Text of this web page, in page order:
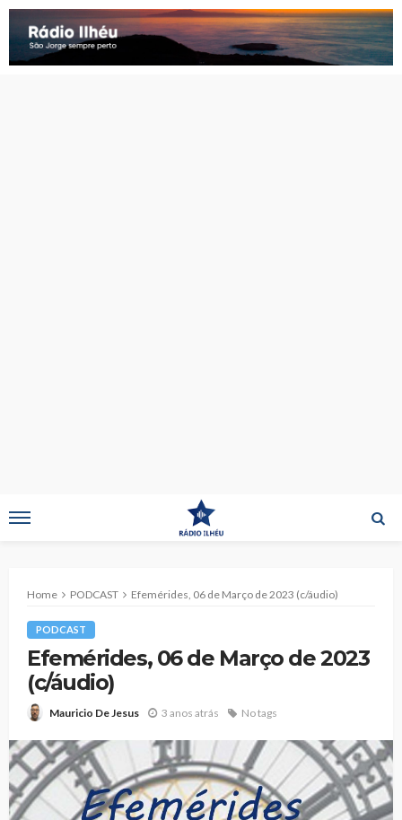
Home PODCAST Efemérides, 06 de Março de 2023 (c/áudio)
PODCAST
Efemérides, 06 de Março de 2023
(c/áudio)
Mauricio De Jesus 3 anos atrás No tags